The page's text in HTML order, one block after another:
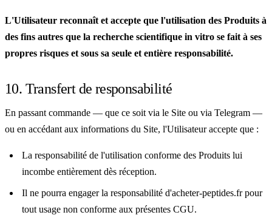
L'Utilisateur reconnaît et accepte que l'utilisation des Produits à
des fins autres que la recherche scientifique in vitro se fait à ses
propres risques et sous sa seule et entière responsabilité.
10. Transfert de responsabilité
En passant commande — que ce soit via le Site ou via Telegram —
ou en accédant aux informations du Site, l'Utilisateur accepte que :
La responsabilité de l'utilisation conforme des Produits lui
incombe entièrement dès réception.
Il ne pourra engager la responsabilité d'acheter-peptides.fr pour
tout usage non conforme aux présentes CGU.